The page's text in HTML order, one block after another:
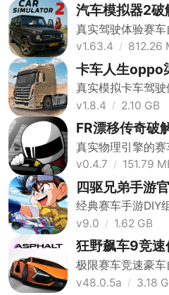
汽车模拟器2破
版
真实驾驶体验赛车
v1.63.4
812.26
卡车人生oppo
真实模拟卡车驾驶
v1.8.4
2.10 GB
FR漂移传奇破
真实物理引擎的
v0.4.7
151.79
四驱兄弟手游
经典赛车手游DIY
v9.0
1.62 GB
狂野飙车9竞速
(Asphalt
极限赛车竞速豪车
v48.0.5a
3.18